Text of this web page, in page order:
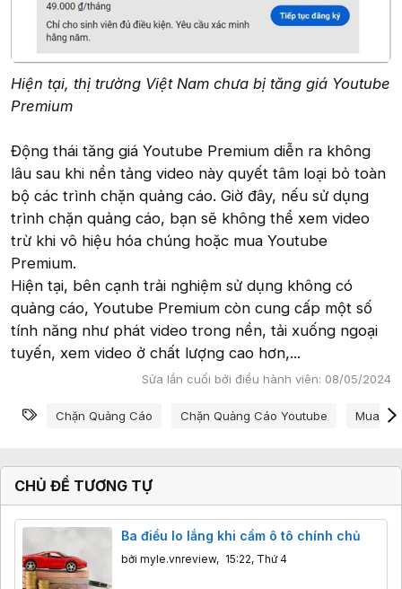
Hiện tại, thị trường Việt Nam chưa bị tăng giá Youtube
Premium
Động thái tăng giá Youtube Premium diễn ra không
lâu sau khi nền tảng video này quyết tâm loại bỏ toàn
bộ các trình chặn quảng cáo. Giờ đây, nếu sử dụng
trình chặn quảng cáo, bạn sẽ không thể xem video
trừ khi vô hiệu hóa chúng hoặc mua Youtube
Premium.
Hiện tại, bên cạnh trải nghiệm sử dụng không có
quảng cáo, Youtube Premium còn cung cấp một số
tính năng như phát video trong nền, tải xuống ngoại
tuyến, xem video ở chất lượng cao hơn,...
Sửa lần cuối bởi điều hành viên: 08/05/2024
Từ khóa
Chặn Quảng Cáo Chặn Quảng Cáo Youtube Mua
CHỦ ĐỀ TƯƠNG TỰ
Ba điều lo lắng khi cầm ô tô chính chủ
bởi myle.vnreview, 15:22, Thứ 4